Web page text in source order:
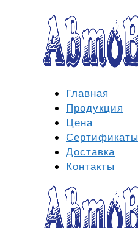
Главная
Продукция
Цена
Сертификаты
Доставка
Контакты